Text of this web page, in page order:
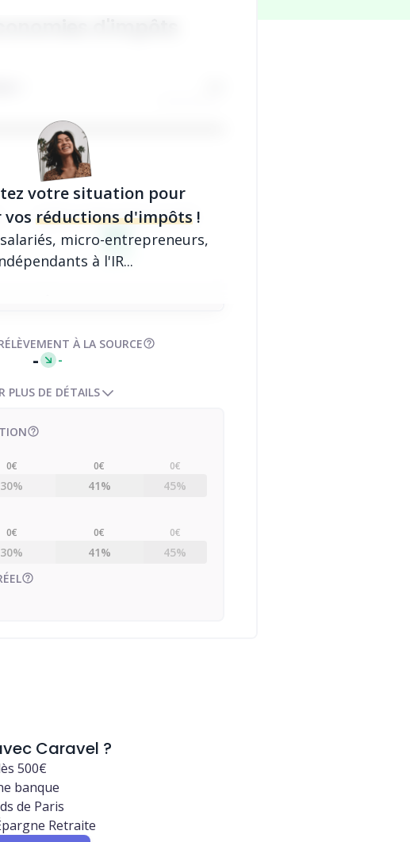
votre situation pour
réductions d'impôts!
micro-entrepreneurs,
à l'IR...
IMPÔTS APRÈS DÉDUCTION
0€
0€
À LA SOURCE
- -
PLUS DE DÉTAILS
0€
30%
0€
41%
0€
45%
0€
30%
0€
41%
0€
45%
Caravel ?
500€
banque
de Paris
Retraite